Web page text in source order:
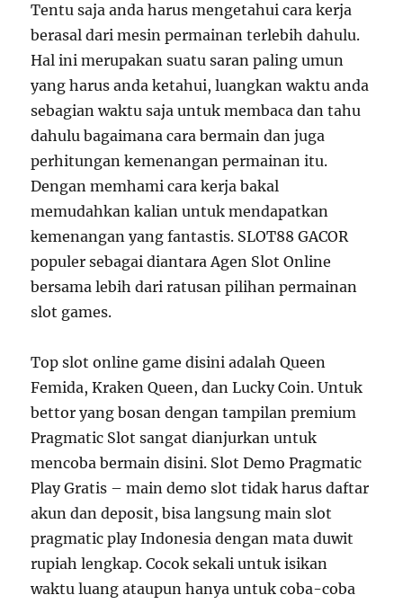
Tentu saja anda harus mengetahui cara kerja
berasal dari mesin permainan terlebih dahulu.
Hal ini merupakan suatu saran paling umun
yang harus anda ketahui, luangkan waktu anda
sebagian waktu saja untuk membaca dan tahu
dahulu bagaimana cara bermain dan juga
perhitungan kemenangan permainan itu.
Dengan memhami cara kerja bakal
memudahkan kalian untuk mendapatkan
kemenangan yang fantastis. SLOT88 GACOR
populer sebagai diantara Agen Slot Online
bersama lebih dari ratusan pilihan permainan
slot games.
Top slot online game disini adalah Queen
Femida, Kraken Queen, dan Lucky Coin. Untuk
bettor yang bosan dengan tampilan premium
Pragmatic Slot sangat dianjurkan untuk
mencoba bermain disini. Slot Demo Pragmatic
Play Gratis – main demo slot tidak harus daftar
akun dan deposit, bisa langsung main slot
pragmatic play Indonesia dengan mata duwit
rupiah lengkap. Cocok sekali untuk isikan
waktu luang ataupun hanya untuk coba-coba